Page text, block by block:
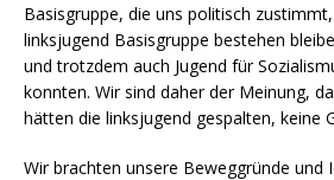
Basisgruppe, die uns politisch
linksjugend Basisgruppe bestehen
und trotzdem auch Jugend für
konnten. Wir sind daher der Meinung,
hätten die linksjugend gespalten, keine
Wir brachten unsere Beweggründe und